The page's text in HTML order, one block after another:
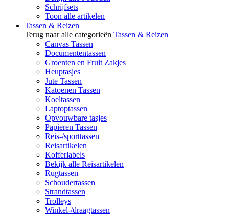
Schrijfsets
Toon alle artikelen
Tassen & Reizen
Terug naar alle categorieën Tassen & Reizen
Canvas Tassen
Documententassen
Groenten en Fruit Zakjes
Heuptasjes
Jute Tassen
Katoenen Tassen
Koeltassen
Laptoptassen
Opvouwbare tasjes
Papieren Tassen
Reis-/sporttassen
Reisartikelen
Kofferlabels
Bekijk alle Reisartikelen
Rugtassen
Schoudertassen
Strandtassen
Trolleys
Winkel-/draagtassen